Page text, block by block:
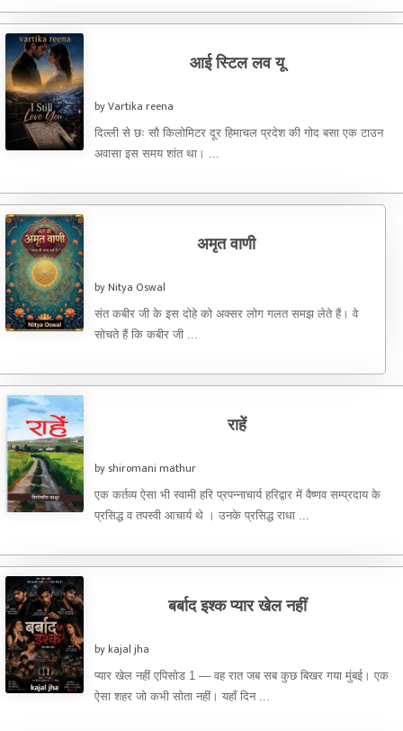
आई स्टिल लव यू
by Vartika reena
दिल्ली से छः सौ किलोमिटर दूर हिमाचल प्रदेश की गोद बसा एक टाउन
अवासा इस समय शांत था। ...
अमृत वाणी
by Nitya Oswal
संत कबीर जी के इस दोहे को अक्सर लोग गलत समझ लेते हैं। वे
सोचते हैं कि कबीर जी ...
राहें
by shiromani mathur
एक कर्तव्य ऐसा भी स्वामी हरि प्रपन्नाचार्य हरिद्वार में वैष्णव सम्प्रदाय के
प्रसिद्ध व तपस्वी आचार्य थे । उनके प्रसिद्ध राधा ...
बर्बाद इश्क प्यार खेल नहीं
by kajal jha
प्यार खेल नहीं एपिसोड 1 — वह रात जब सब कुछ बिखर गया मुंबई। एक
ऐसा शहर जो कभी सोता नहीं। यहाँ दिन ...